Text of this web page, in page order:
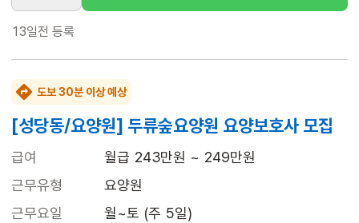
13일전 등록
도보 30분 이상 예상
[성당동/요양원] 두류숲요양원 요양보호사 모집
급여
월급 243만원 ~ 249만원
근무유형
요양원
근무요일
월~토 (주 5일)